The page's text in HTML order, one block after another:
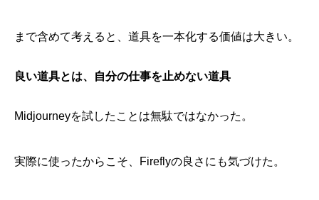
まで含めて考えると、道具を一本化する価値は大きい。
良い道具とは、自分の仕事を止めない道具
Midjourneyを試したことは無駄ではなかった。
実際に使ったからこそ、Fireflyの良さにも気づけた。